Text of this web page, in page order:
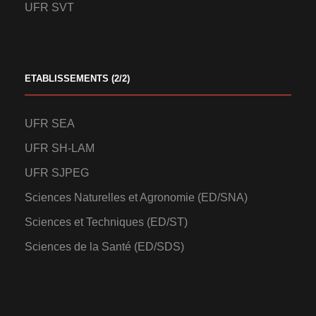
UFR SVT
ETABLISSEMENTS (2/2)
UFR SEA
UFR SH-LAM
UFR SJPEG
Sciences Naturelles et Agronomie (ED/SNA)
Sciences et Techniques (ED/ST)
Sciences de la Santé (ED/SDS)